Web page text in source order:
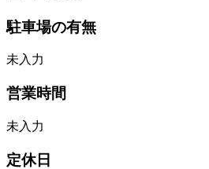
駐車場の有無
未入力
営業時間
未入力
定休日